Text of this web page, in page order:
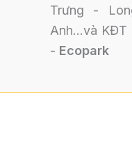
Trưng -
Anh...và KĐT
- Ecopark